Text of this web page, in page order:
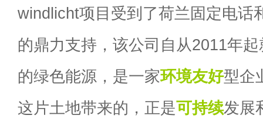
windlicht项目受到了荷兰固定电话
的鼎力支持，该公司自从2011年
的绿色能源，是一家环境友好型企
这片土地带来的，正是可持续发展